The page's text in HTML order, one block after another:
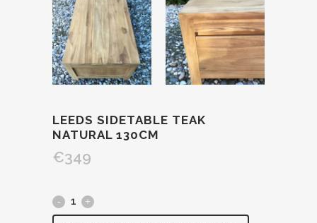
LEEDS SIDETABLE TEAK
NATURAL 130CM
€349